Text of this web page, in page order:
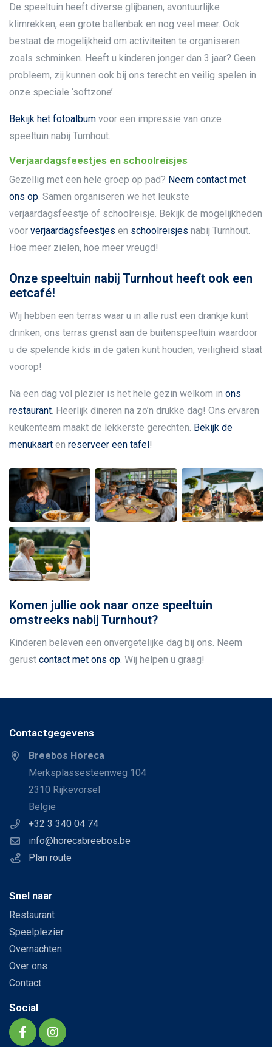
De speeltuin heeft diverse glijbanen, avontuurlijke
klimrekken, een grote ballenbak en nog veel meer. Ook
bestaat de mogelijkheid om activiteiten te organiseren
zoals schminken. Heeft u kinderen jonger dan 3 jaar? Geen
probleem, zij kunnen ook bij ons terecht en veilig spelen in
onze speciale ‘softzone’.
Bekijk het fotoalbum voor een impressie van onze
speeltuin nabij Turnhout.
Verjaardagsfeestjes en schoolreisjes
Gezellig met een hele groep op pad? Neem contact met
ons op . Samen organiseren we het leukste
verjaardagsfeestje of schoolreisje. Bekijk de mogelijkheden
voor verjaardagsfeestjes en schoolreisjes nabij Turnhout.
Hoe meer zielen, hoe meer vreugd!
Onze speeltuin nabij Turnhout heeft ook een
eetcafé!
Wij hebben een terras waar u in alle rust een drankje kunt
drinken, ons terras grenst aan de buitenspeeltuin waardoor
u de spelende kids in de gaten kunt houden, veiligheid staat
voorop!
Na een dag vol plezier is het hele gezin welkom in ons
restaurant . Heerlijk dineren na zo’n drukke dag! Ons ervaren
keukenteam maakt de lekkerste gerechten. Bekijk de
menukaart en reserveer een tafel!
Komen jullie ook naar onze speeltuin
omstreeks nabij Turnhout?
Kinderen beleven een onvergetelijke dag bij ons. Neem
gerust contact met ons op. Wij helpen u graag!
Contactgegevens
Breebos Horeca
Merksplassesteenweg 104
2310 Rijkevorsel
Belgie
+32 3 340 04 74
info@horecabreebos.be
Plan route
Snel naar
Restaurant
Speelplezier
Overnachten
Over ons
Contact
Social